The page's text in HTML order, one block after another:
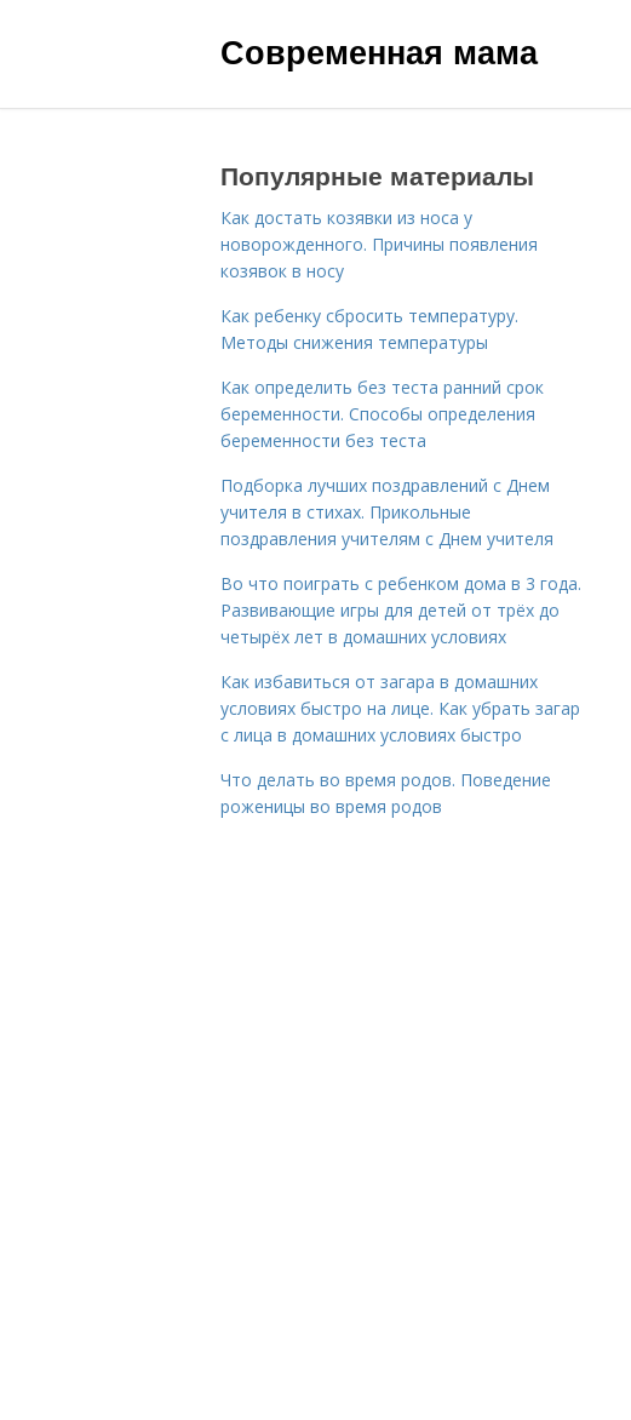
Современная мама
Популярные материалы
Как достать козявки из носа у
новорожденного. Причины появления
козявок в носу
Как ребенку сбросить температуру.
Методы снижения температуры
Как определить без теста ранний срок
беременности. Способы определения
беременности без теста
Подборка лучших поздравлений с Днем
учителя в стихах. Прикольные
поздравления учителям с Днем учителя
Во что поиграть с ребенком дома в 3 года.
Развивающие игры для детей от трёх до
четырёх лет в домашних условиях
Как избавиться от загара в домашних
условиях быстро на лице. Как убрать загар
с лица в домашних условиях быстро
Что делать во время родов. Поведение
роженицы во время родов